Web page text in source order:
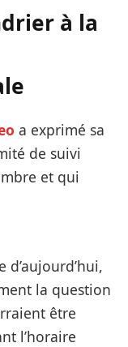
à la
a exprimé sa
de suivi
et qui
la question
être
l’horaire